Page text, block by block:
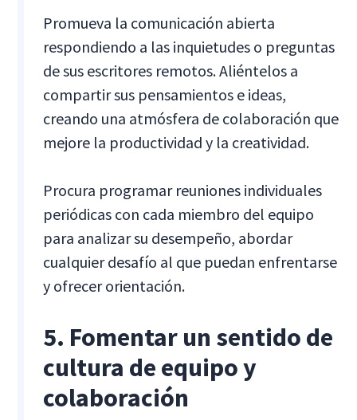
Promueva la comunicación abierta
respondiendo a las inquietudes o preguntas
de sus escritores remotos. Aliéntelos a
compartir sus pensamientos e ideas,
creando una atmósfera de colaboración que
mejore la productividad y la creatividad.
Procura programar reuniones individuales
periódicas con cada miembro del equipo
para analizar su desempeño, abordar
cualquier desafío al que puedan enfrentarse
y ofrecer orientación.
5. Fomentar un sentido de
cultura de equipo y
colaboración